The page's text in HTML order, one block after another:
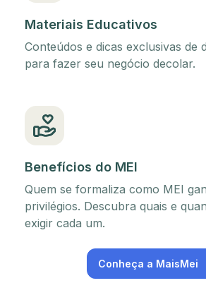
Materiais Educativos
Conteúdos e dicas exclusivas de
para fazer seu negócio decolar.
Benefícios do MEI
Quem se formaliza como MEI
privilégios. Descubra quais e
exigir cada um.
Conheça a MaisMei